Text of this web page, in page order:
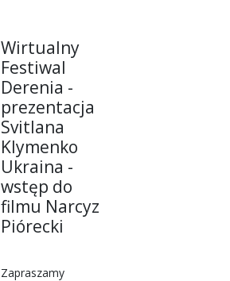
Wirtualny
Festiwal
Derenia -
prezentacja
Svitlana
Klymenko
Ukraina -
wstęp do
filmu Narcyz
Piórecki
Zapraszamy